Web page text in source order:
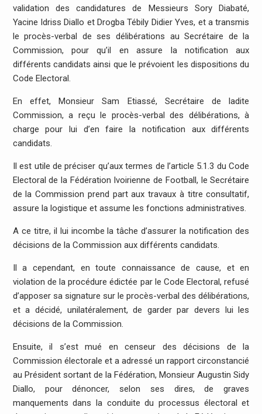
validation des candidatures de Messieurs Sory Diabaté,
Yacine Idriss Diallo et Drogba Tébily Didier Yves, et a transmis
le procès-verbal de ses délibérations au Secrétaire de la
Commission, pour qu’il en assure la notification aux
différents candidats ainsi que le prévoient les dispositions du
Code Electoral.
En effet, Monsieur Sam Etiassé, Secrétaire de ladite
Commission, a reçu le procès-verbal des délibérations, à
charge pour lui d’en faire la notification aux différents
candidats.
Il est utile de préciser qu’aux termes de l’article 5.1.3 du Code
Electoral de la Fédération Ivoirienne de Football, le Secrétaire
de la Commission prend part aux travaux à titre consultatif,
assure la logistique et assume les fonctions administratives.
A ce titre, il lui incombe la tâche d’assurer la notification des
décisions de la Commission aux différents candidats.
Il a cependant, en toute connaissance de cause, et en
violation de la procédure édictée par le Code Electoral, refusé
d’apposer sa signature sur le procès-verbal des délibérations,
et a décidé, unilatéralement, de garder par devers lui les
décisions de la Commission.
Ensuite, il s’est mué en censeur des décisions de la
Commission électorale et a adressé un rapport circonstancié
au Président sortant de la Fédération, Monsieur Augustin Sidy
Diallo, pour dénoncer, selon ses dires, de graves
manquements dans la conduite du processus électoral et